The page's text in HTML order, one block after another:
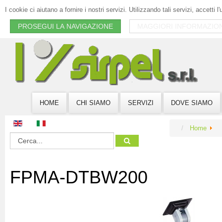
I cookie ci aiutano a fornire i nostri servizi. Utilizzando tali servizi, accetti
PROSEGUI LA NAVIGAZIONE
HOME CHI SIAMO SERVIZI DOVE SIAMO
Home
FPMA-DTBW200